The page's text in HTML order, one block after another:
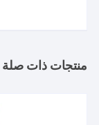
منتجات ذات صلة